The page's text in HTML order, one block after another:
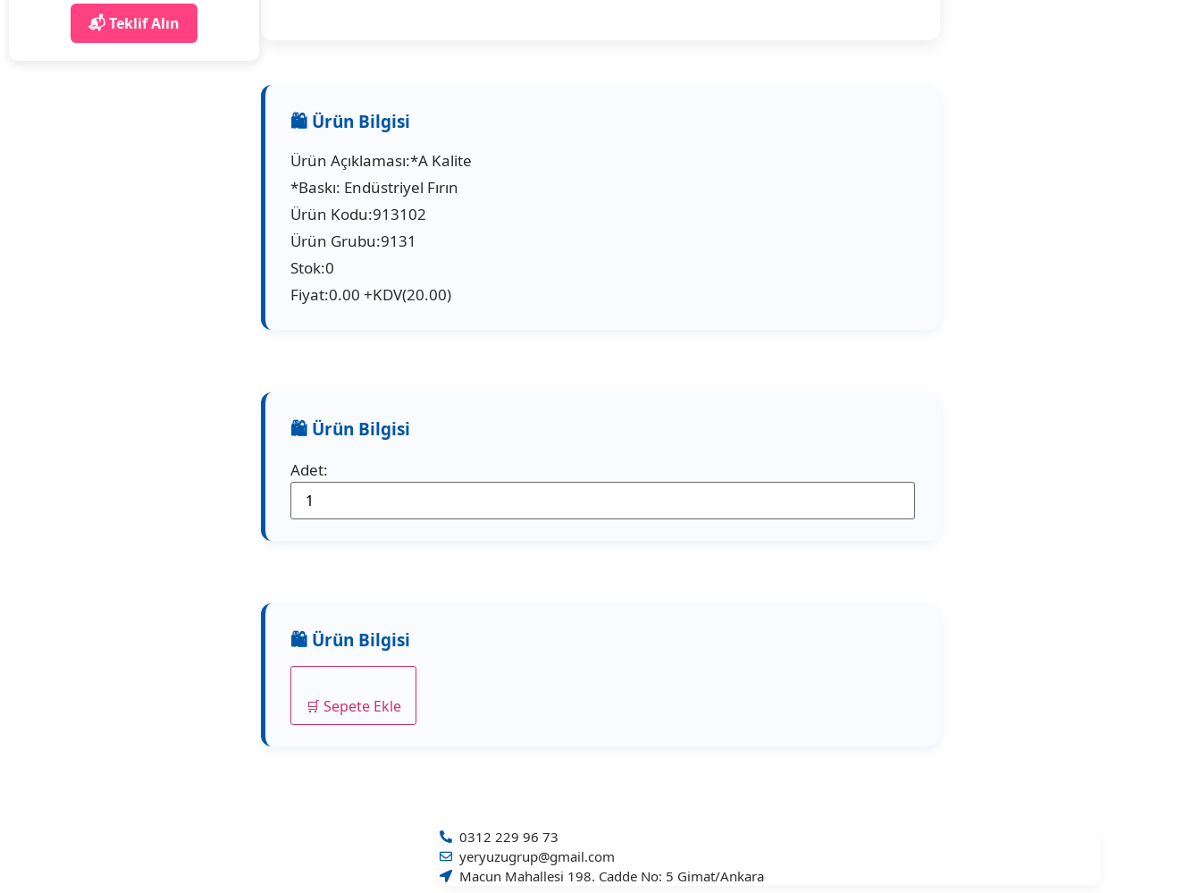
📬 Teklif Alın
Ürün Açıklaması:*A Kalite
*Baskı: Endüstriyel Fırın
Ürün Kodu:913102
Ürün Grubu:9131
Stok:0
Fiyat:0.00 +KDV(20.00)
Adet:
🛒 Sepete Ekle
0312 229 96 73
yeryuzugrup@gmail.com
Macun Mahallesi 198. Cadde No: 5 Gimat/Ankara